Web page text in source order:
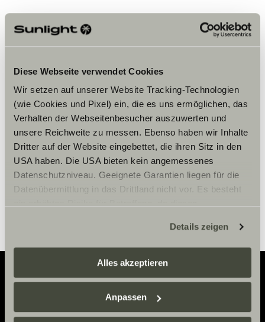
Diese Webseite verwendet Cookies
Wir setzen auf unserer Website Tracking-Technologien
(wie Cookies und Pixel) ein, die es uns ermöglichen, das
Verhalten der Webseitenbesucher auszuwerten und
unsere Reichweite zu messen. Ebenso haben wir Inhalte
Dritter auf der Website eingebettet, die ihren Sitz in den
USA haben. Die USA bieten kein angemessenes
Datenschutzniveau. Geeignete Garantien liegen für die
Datenübermittlung in das Drittland nicht vor. Es besteht
zustehen. Eingesetzte Dienstleister können Daten für
eigene Zwecke verarbeiten und mit anderen Daten
zusammenführen. Weitere Informationen finden Sie hier:
Datenschutzerklärung
einzelne Cookies/Dienste in den Einstellungen aus,
erteilen Sie uns Ihre Einwilligung zur Verarbeitung Ihrer
Details zeigen
Alles akzeptieren
Anpassen
Vänligen acceptera
marknadsföringscookies för att se
innehållet.
Cookie-inställningar
Adventure